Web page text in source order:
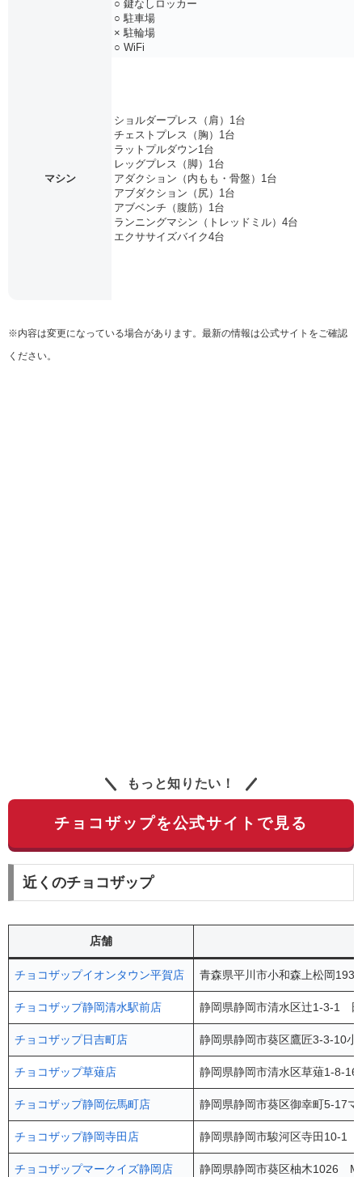
○ 鍵なしロッカー
○ 駐車場
× 駐輪場
○ WiFi
マシン
ショルダープレス（肩）1台
チェストプレス（胸）1台
ラットプルダウン1台
レッグプレス（脚）1台
アダクション（内もも・骨盤）1台
アブダクション（尻）1台
アブベンチ（腹筋）1台
ランニングマシン（トレッドミル）4台
エクササイズバイク4台
※内容は変更になっている場合があります。最新の情報は公式サイトをご確認
ください。
もっと知りたい！
チョコザップを公式サイトで見る
近くのチョコザップ
店舗
チョコザップイオンタウン平賀店 青森県平川市小和森上松岡
チョコザップ静岡清水駅前店 静岡県静岡市清水区辻1-3-1
チョコザップ日吉町店 静岡県静岡市葵区鷹匠3-3-10
チョコザップ草薙店 静岡県静岡市清水区草薙1-8-
チョコザップ静岡伝馬町店 静岡県静岡市葵区御幸町5-17
チョコザップ静岡寺田店 静岡県静岡市駿河区寺田10-1
チョコザップマークイズ静岡店 静岡県静岡市葵区柚木1026